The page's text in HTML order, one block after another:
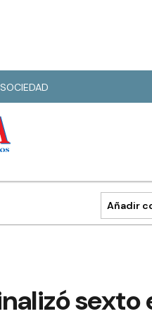
SOCIEDAD
Añadir
sexto